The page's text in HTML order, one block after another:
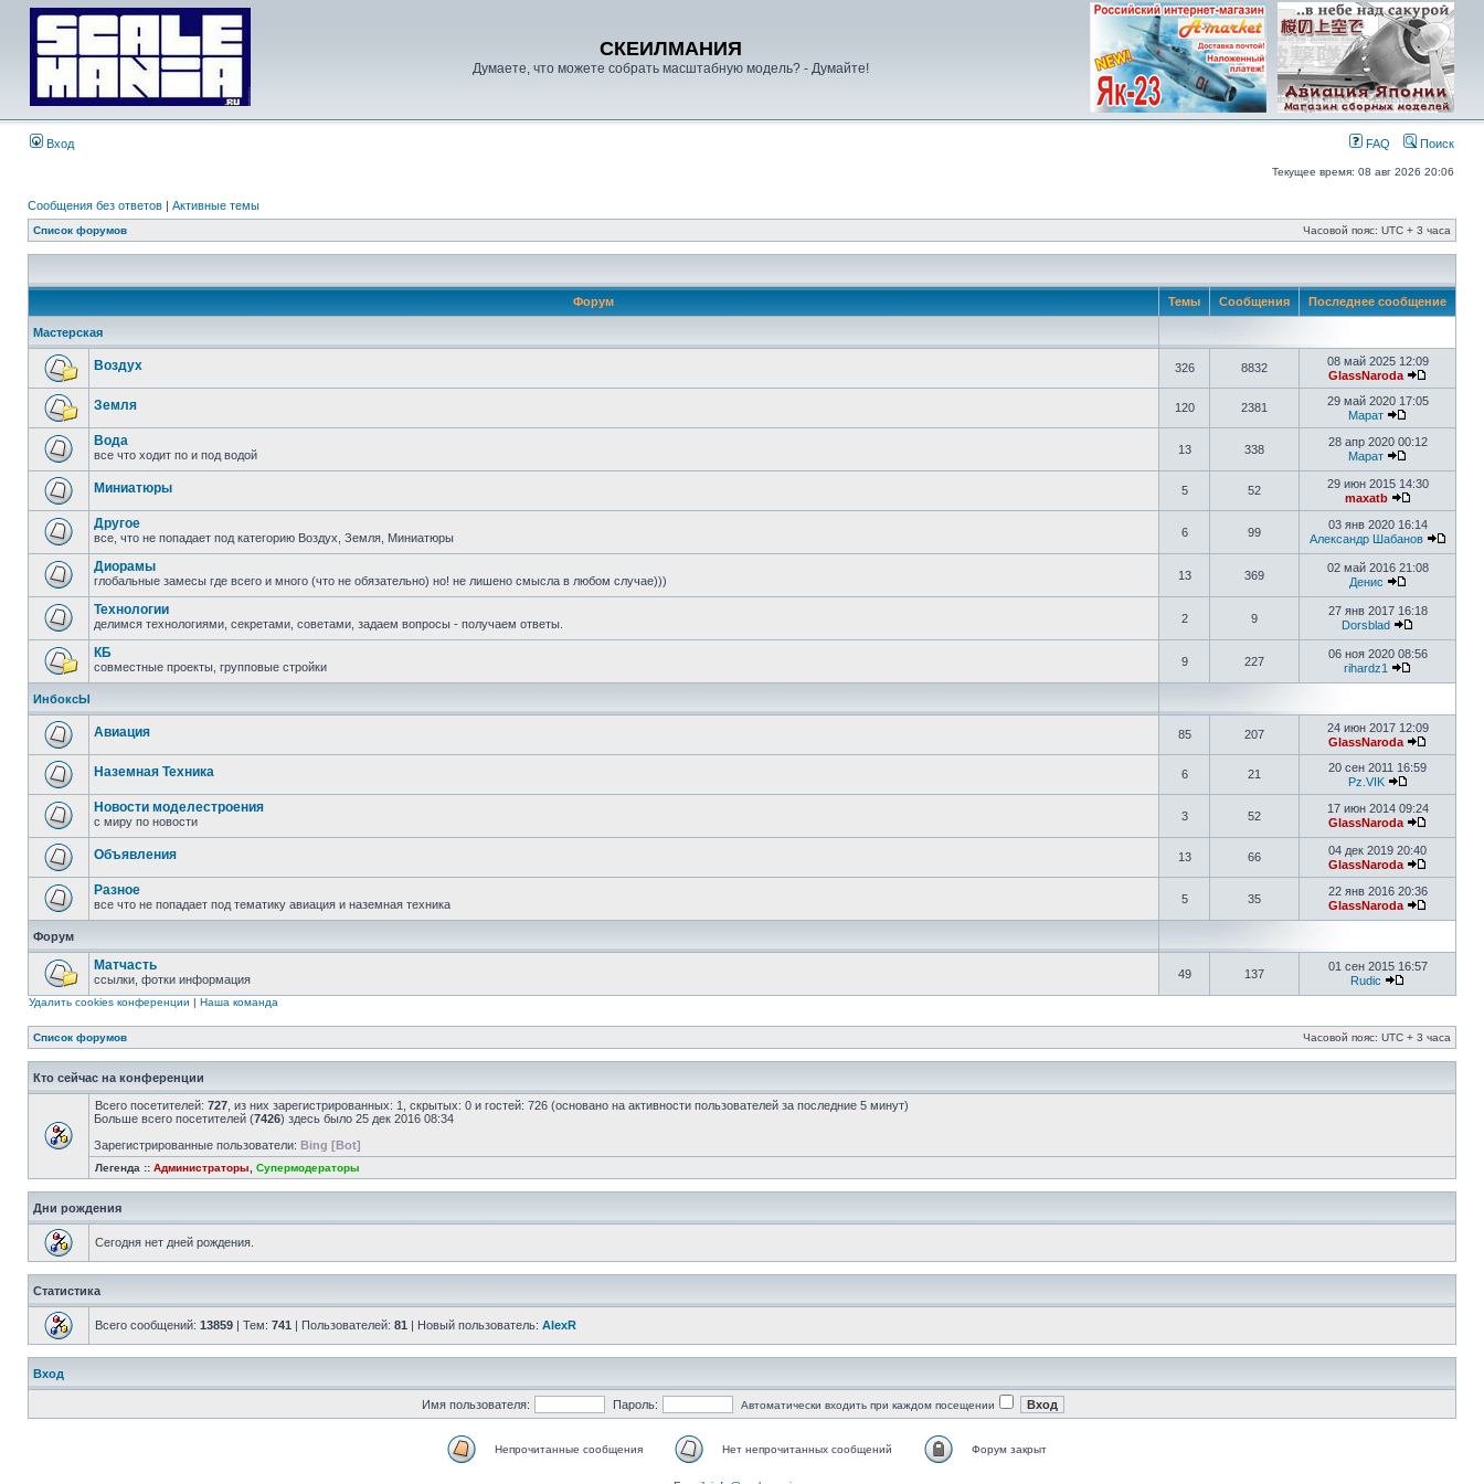
СКЕИЛМАНИЯ
Думаете, что можете собрать масштабную модель? - Думайте!
Вход FAQ Поиск
Текущее время: 08 авг 2026 20:06
Сообщения без ответов | Активные темы
Список форумов Часовой пояс: UTC + 3 часа
Форум Темы Сообщения Последнее сообщение
Мастерская
Воздух 326 8832
08 май 2025 12:09
GlassNaroda
Земля 120 2381
29 май 2020 17:05
Марат
Вода
все что ходит по и под водой 13 338
28 апр 2020 00:12
Марат
Миниатюры 5 52
29 июн 2015 14:30
maxatb
Другое
все, что не попадает под категорию Воздух, Земля, Миниатюры 6 99
03 янв 2020 16:14
Александр Шабанов
Диорамы
глобальные замесы где всего и много (что не обязательно) но! не лишено смысла в любом случае))) 13 369
02 май 2016 21:08
Денис
Технологии
делимся технологиями, секретами, советами, задаем вопросы - получаем ответы. 2 9
27 янв 2017 16:18
Dorsblad
КБ
совместные проекты, групповые стройки 9 227
06 ноя 2020 08:56
rihardz1
ИнбоксЫ
Авиация 85 207
24 июн 2017 12:09
GlassNaroda
Наземная Техника 6 21
20 сен 2011 16:59
Pz.VIK
Новости моделестроения
с миру по новости 3 52
17 июн 2014 09:24
GlassNaroda
Объявления 13 66
04 дек 2019 20:40
GlassNaroda
Разное
все что не попадает под тематику авиация и наземная техника 5 35
22 янв 2016 20:36
GlassNaroda
Форум
Матчасть
ссылки, фотки информация 49 137
01 сен 2015 16:57
Rudic
Удалить cookies конференции | Наша команда
Список форумов Часовой пояс: UTC + 3 часа
Кто сейчас на конференции
Всего посетителей: 727 , из них зарегистрированных: 1, скрытых: 0 и гостей: 726 (основано на активности пользователей за последние 5 минут)
Больше всего посетителей (7426) здесь было 25 дек 2016 08:34
Зарегистрированные пользователи: Bing [Bot]
Легенда :: Администраторы Супермодераторы
Дни рождения
Сегодня нет дней рождения.
Статистика
Всего сообщений: 13859 | Тем: 741 | Пользователей: 81 | Новый пользователь: AlexR
Вход
Имя пользователя: Пароль: Автоматически входить при каждом посещении
Непрочитанные сообщения Нет непрочитанных сообщений Форум закрыт